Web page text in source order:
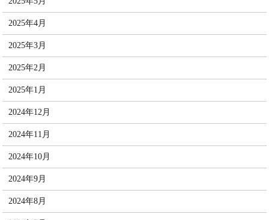
2025年4月
2025年3月
2025年2月
2025年1月
2024年12月
2024年11月
2024年10月
2024年9月
2024年8月